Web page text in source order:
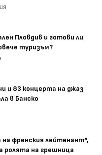
Пловдив и готови ли
туризъм?
и 83 концерта на джаз
в Банско
френския лейтенант“,
ролята на грешница